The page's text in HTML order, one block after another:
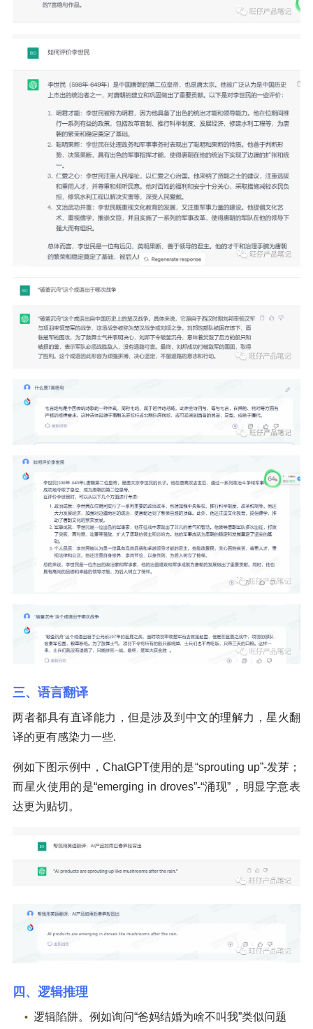
三、语言翻译
两者都具有直译能力，但是涉及到中文的理解力，星火翻
译的更有感染力一些.
例如下图示例中，ChatGPT使用的是“sprouting up”-发芽；
而星火使用的是“emerging in droves”-“涌现”，明显字意表
达更为贴切。
四、逻辑推理
逻辑陷阱。例如询问“爸妈结婚为啥不叫我”类似问题